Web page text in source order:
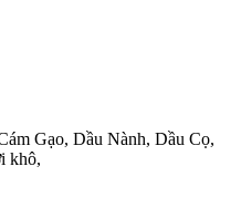
Gạo, Dầu Nành, Dầu Cọ,
khô,